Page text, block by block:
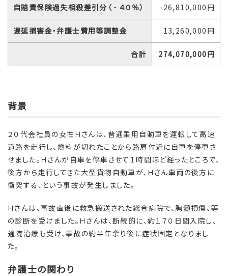
自賠責保険過失相殺差引分（‐４０％） -26,810,000円
遅延損害金・弁護士費用等調整金 13,260,000円
合計 274,070,000円
背景
２０代会社員の女性Ｈさんは、普通乗用自動車を運転して高速
道路を走行し、燃料が切れたことから路肩付近に自車を停車さ
せました。Ｈさんが自車を停車させて１時間ほど経ったところで、
後方から走行してきた大型貨物自動車が、Ｈさん車両の後方に
衝突する、という事故が発生しました。
Ｈさんは、事故直後に救急搬送された総合病院で、胸髄損傷、等
の診断を受けました。Ｈさんは、断続的に、約１７０日間入院し、
通院治療も受け、事故の約半年余り後に症状固定となりまし
た。
弁護士の関わり